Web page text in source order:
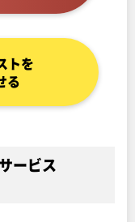
トを
る
ービス